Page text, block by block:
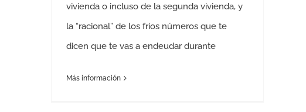
vivienda o incluso de la segunda vivienda, y
la “racional” de los fríos números que te
dicen que te vas a endeudar durante
Más información